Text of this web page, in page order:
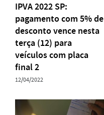
IPVA 2022 SP:
pagamento com 5% de
desconto vence nesta
terça (12) para
veículos com placa
final 2
12/04/2022